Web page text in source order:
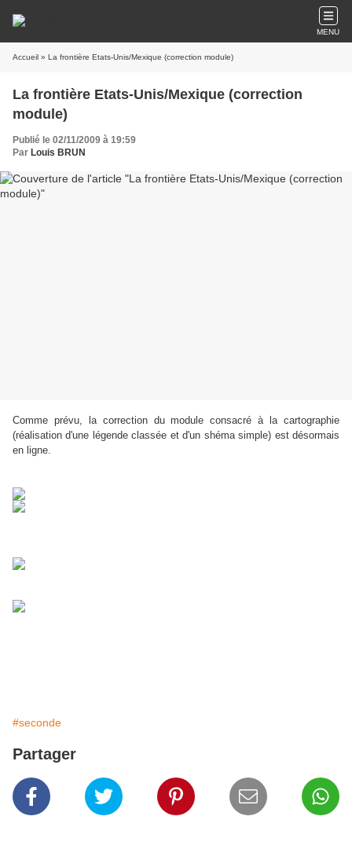
MENU
Accueil » La frontière Etats-Unis/Mexique (correction module)
La frontière Etats-Unis/Mexique (correction
module)
Publié le 02/11/2009 à 19:59
Par Louis BRUN
Comme prévu, la correction du module consacré à la cartographie
(réalisation d'une légende classée et d'un shéma simple) est désormais
en ligne.
#seconde
Partager